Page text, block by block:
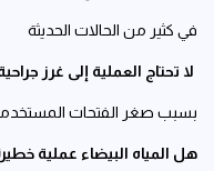
في كثير من الحالات الحديثة
لا تحتاج العملية إلى غرز
بسبب صغر الفتحات المستخدمة
هل المياه البيضاء عملية